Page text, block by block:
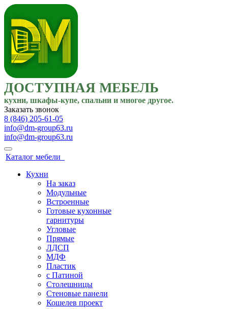
ДОСТУПНАЯ МЕБЕЛЬ
кухни, шкафы-купе, спальни и многое другое.
Заказать звонок
8 (846) 205-61-05
info@dm-group63.ru
info@dm-group63.ru
Каталог мебели
Кухни
На заказ
Модульные
Встроенные
Готовые кухонные
гарнитуры
Угловые
Прямые
ЛДСП
МДФ
Пластик
с Патиной
Столешницы
Стеновые панели
Кошелев проект